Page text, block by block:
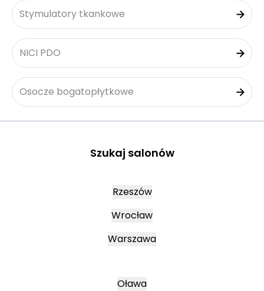
Stymulatory tkankowe
NICI PDO
Osocze bogatopłytkowe
Szukaj salonów
Rzeszów
Wrocław
Warszawa
Oława